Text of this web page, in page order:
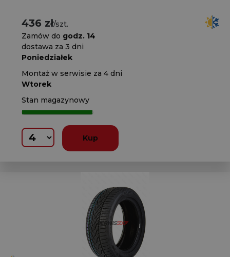
436 zł/szt.
Zamów do godz. 14
dostawa za 3 dni
Poniedziałek
Montaż w serwisie za 4 dni
Wtorek
Stan magazynowy
Kup